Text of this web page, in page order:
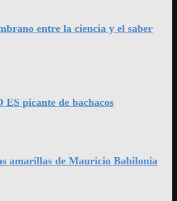
entre la ciencia y el saber
ES picante de bachacos
amarillas de Mauricio Babilonia